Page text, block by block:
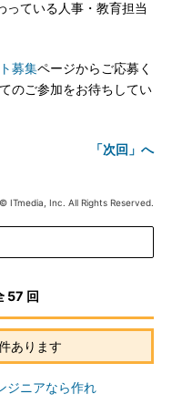
っている人事・教育担当
募集ページからご応募く
のご参加をお待ちしてい
「次回」へ
ITmedia, Inc. All Rights Reserved.
57 回
あります
ジニアなら作れ